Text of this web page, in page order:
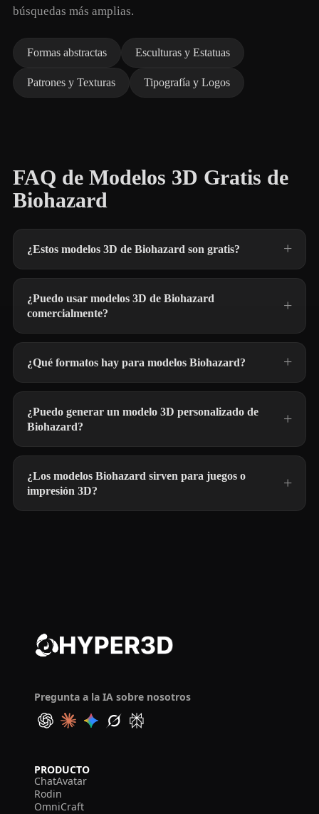
búsquedas más amplias.
Formas abstractas Esculturas y Estatuas
Patrones y Texturas Tipografía y Logos
FAQ de Modelos 3D Gratis de
Biohazard
¿Estos modelos 3D de Biohazard son gratis?
¿Puedo usar modelos 3D de Biohazard
comercialmente?
¿Qué formatos hay para modelos Biohazard?
¿Puedo generar un modelo 3D personalizado de
Biohazard?
¿Los modelos Biohazard sirven para juegos o
impresión 3D?
Pregunta a la IA sobre nosotros
PRODUCTO
ChatAvatar
Rodin
OmniCraft